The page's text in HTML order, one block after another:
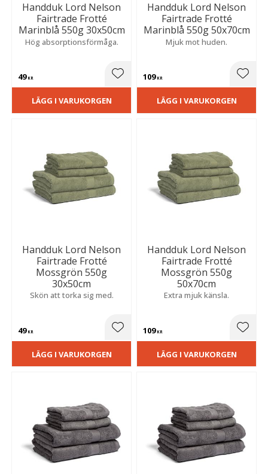
Handduk Lord Nelson
Fairtrade Frotté
Marinblå 550g 30x50cm
Hög absorptionsförmåga.
49KR Lägg till i favoriter
LÄGG I VARUKORGEN
Handduk Lord Nelson
Fairtrade Frotté
Marinblå 550g 50x70cm
Mjuk mot huden.
109KR
LÄGG I VARUKORGEN
Handduk Lord Nelson
Fairtrade Frotté
Mossgrön 550g
30x50cm
Skön att torka sig med.
49KR Lägg till i favoriter
LÄGG I VARUKORGEN
Handduk Lord Nelson
Fairtrade Frotté
Mossgrön 550g
50x70cm
Extra mjuk känsla.
109KR
LÄGG I VARUKORGEN